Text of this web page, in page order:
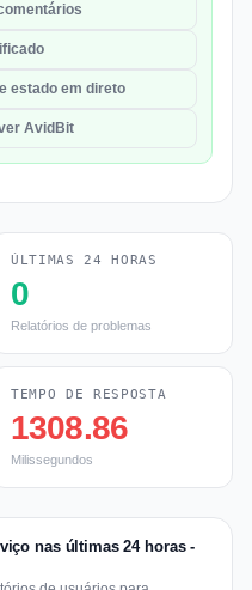
estado em direto
AvidBit
ÚLTIMAS 24 HORAS
0
Relatórios de problemas
TEMPO DE RESPOSTA
1308.86
Milissegundos
nas últimas 24 horas -